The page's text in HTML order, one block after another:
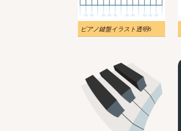
ピアノ鍵盤イラスト透明6